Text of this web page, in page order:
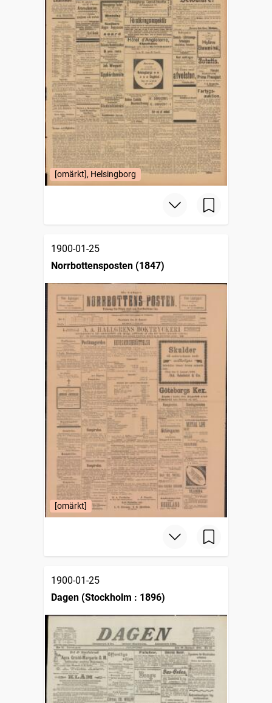
[omärkt], Helsingborg
1900-01-25
Norrbottensposten (1847)
[omärkt]
1900-01-25
Dagen (Stockholm : 1896)